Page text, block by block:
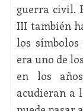
guerra civil.
III también
los
era uno de
en los
acudieran a